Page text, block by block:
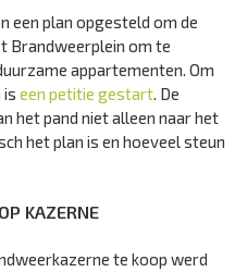
een plan opgesteld om de
Brandweerplein om te
appartementen. Om
is een petitie gestart. De
het pand niet alleen naar het
het plan is en hoeveel steun
KAZERNE
te koop werd